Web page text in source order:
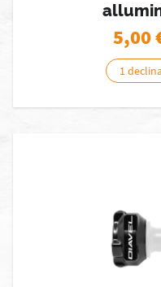
5,00
1